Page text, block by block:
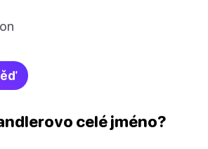
celé jméno?